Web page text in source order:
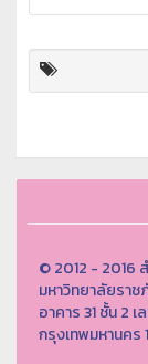
© 2012 - 2016
มหาวิทยาลัยรา
อาคาร 31 ชั้น 2
กรุงเทพมหานค